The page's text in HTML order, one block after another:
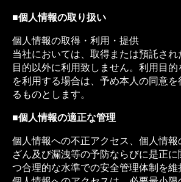
■個人情報の取り扱い
個人情報の取得・利用・提供
当社においては、取得または預託され
目的以外に利用致しません。利用目
を利用する場合は、予め本人の同意
るものとします。
■個人情報の適正な管理
個人情報への不正アクセス、個人情
ざん及び漏洩等の予防ならびに是正
つ合理的な水準での安全管理体制を維